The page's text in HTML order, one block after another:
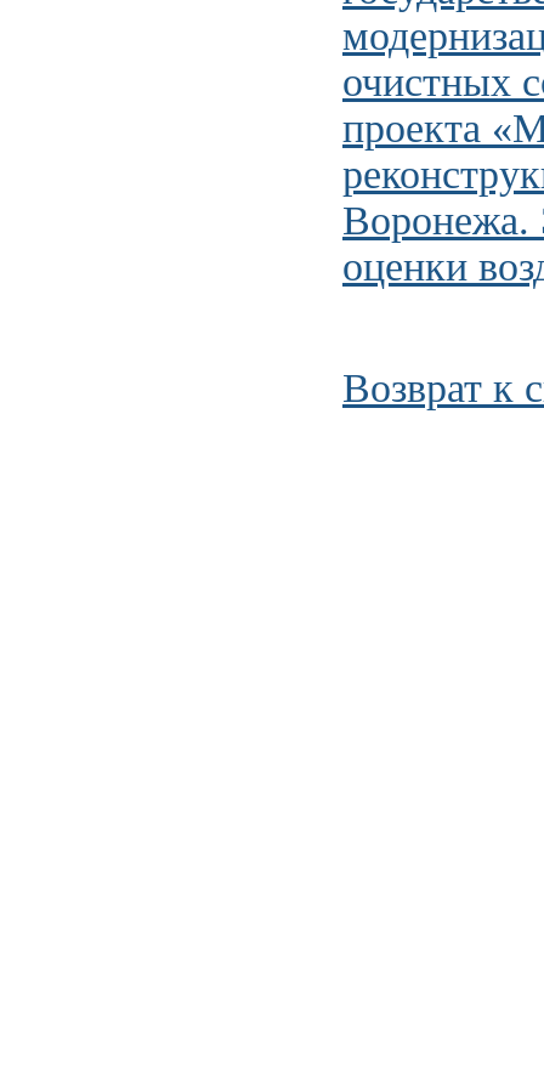
очистных
проекта
Воронежа.
оценки
Возврат к